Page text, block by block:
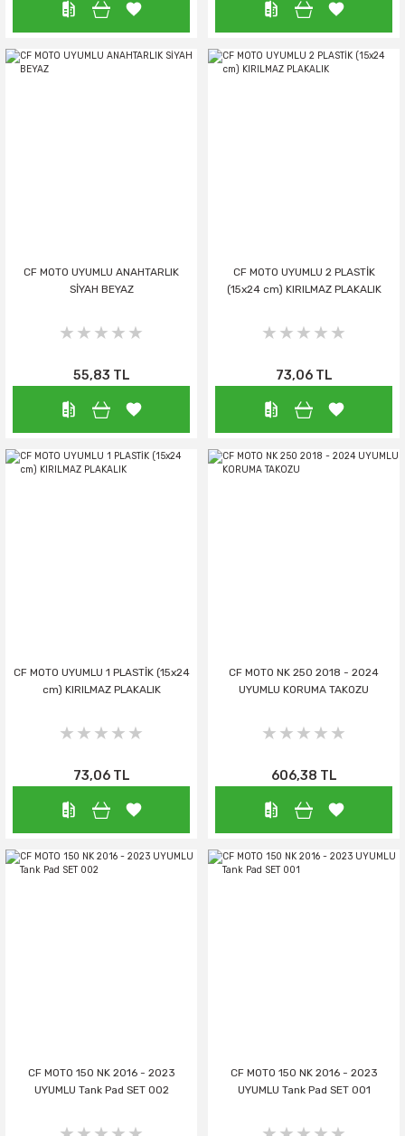
CF MOTO UYUMLU ANAHTARLIK
SİYAH BEYAZ
55,83 TL
CF MOTO UYUMLU 2 PLASTİK
(15x24 cm) KIRILMAZ PLAKALIK
73,06 TL
CF MOTO UYUMLU 1 PLASTİK (15x24
cm) KIRILMAZ PLAKALIK
73,06 TL
CF MOTO NK 250 2018 - 2024
UYUMLU KORUMA TAKOZU
606,38 TL
CF MOTO 150 NK 2016 - 2023
UYUMLU Tank Pad SET 002
CF MOTO 150 NK 2016 - 2023
UYUMLU Tank Pad SET 001